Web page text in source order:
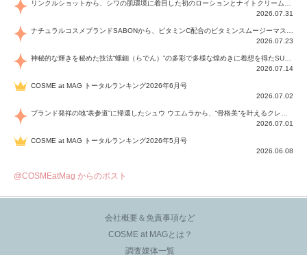
2026.07.31
2026.07.23
2026.07.14
COSME at MAG トータルランキング2026年6月号
2026.07.02
2026.07.01
COSME at MAG トータルランキング2026年5月号
2026.06.08
@COSMEatMag からのポスト
会社概要＆免責事項など
COSME at MAGとは？
調査媒体一覧